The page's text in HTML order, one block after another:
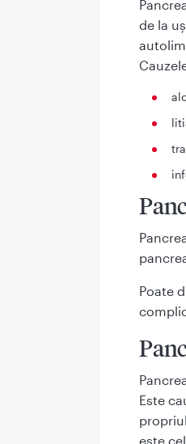
de la
Poate
Este
este